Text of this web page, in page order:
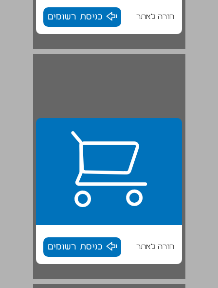
חזרה לאתר כניסת רשומים
חזרה לאתר כניסת רשומים